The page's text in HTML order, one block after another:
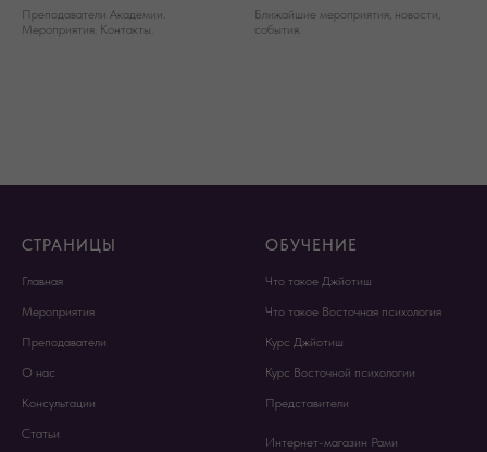
Преподаватели Академии.
Мероприятия. Контакты.
Ближайшие мероприятия, новости,
события.
СТРАНИЦЫ
Главная
Мероприятия
Преподаватели
О нас
Консультации
Статьи
ОБУЧЕНИЕ
Что такое Джйотиш
Что такое Восточная психология
Курс Джйотиш
Курс Восточной психологии
Представители
Интернет-магазин Рами